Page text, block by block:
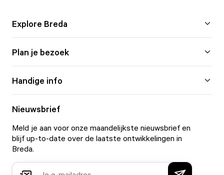
Explore Breda
Plan je bezoek
Handige info
Nieuwsbrief
Meld je aan voor onze maandelijkste nieuwsbrief en
blijf up-to-date over de laatste ontwikkelingen in
Breda.